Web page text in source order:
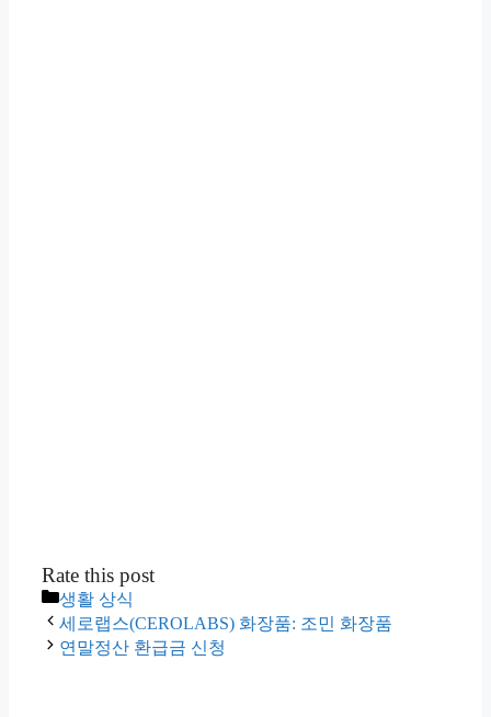
Rate this post
카
테
고
생활 상식
세로랩스(CEROLABS) 화장품: 조민 화장품
연말정산 환급금 신청